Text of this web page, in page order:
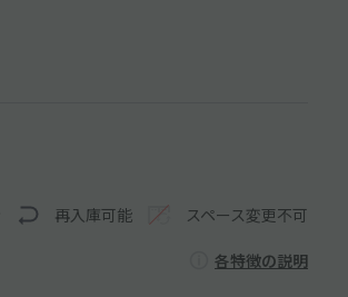
再入庫可能 スペース変更不可
各特徴の説明